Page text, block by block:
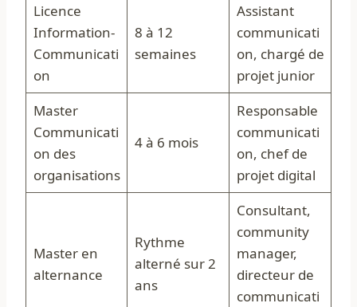
Licence
Information-
Communicati
on
8 à 12
semaines
Assistant
communicati
on, chargé de
projet junior
Master
Communicati
on des
organisations
4 à 6 mois
Responsable
communicati
on, chef de
projet digital
Master en
alternance
Rythme
alterné sur 2
ans
Consultant,
community
manager,
directeur de
communicati